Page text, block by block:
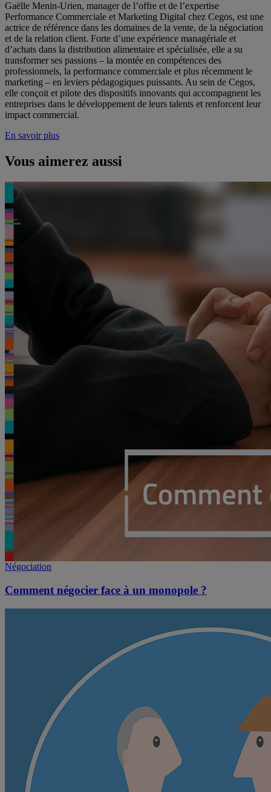
Gaëlle Menin-Urien, manager de l’offre et de l’expertise
Performance Commerciale et Marketing Digital chez Cegos, est une
actrice de référence dans les domaines de la vente, de la négociation
et de la relation client. Forte d’une expérience managériale et
d’achats dans la distribution alimentaire et spécialisée, elle a su
transformer ses passions – la montée en compétences des
professionnels, la performance commerciale et plus récemment le
marketing – en leviers pédagogiques puissants. Au sein de Cegos,
elle conçoit et pilote des dispositifs innovants qui accompagnent les
entreprises dans le développement de leurs talents et renforcent leur
impact commercial.
En savoir plus
Vous aimerez aussi
Négociation
Comment négocier face à un monopole ?